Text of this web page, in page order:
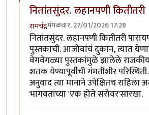
नितांतसुंदर. लहानपणी कितीतरी
रामचंद्रमंगळवार, 27/01/2026 17:28
नितांतसुंदर. लहानपणी कितीतरी
पुस्तकाची. आजोबांचं दुकान, त्यात
वेगवेगळ्या पुस्तकांमुळे झालेले
शतक येण्यापूर्वीची गंमतीशीर
अनुवाद त्या मानाने उपेक्षितच राहिला
भागवतांच्या 'एक होते सरोवर'सारखा.